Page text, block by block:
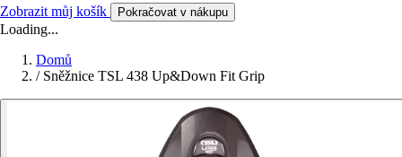
Zobrazit můj košík Pokračovat v nákupu
Loading...
Domů
/ Sněžnice TSL 438 Up&Down Fit Grip